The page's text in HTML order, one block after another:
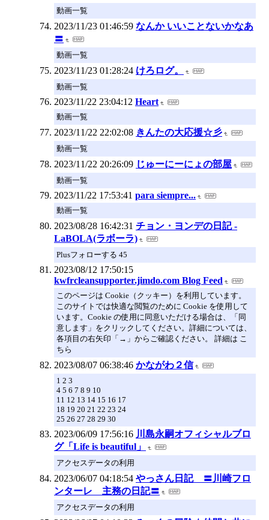
動画一覧
2023/11/23 01:46:59 なんか いいことないかなあ
〓
動画一覧
2023/11/23 01:28:24 けろログ。
動画一覧
2023/11/22 23:04:12 Heart
動画一覧
2023/11/22 22:02:08 きんたの大応援☆彡
動画一覧
2023/11/22 20:26:09 じゅーにーにょの部屋
動画一覧
2023/11/22 17:53:41 para siempre...
動画一覧
2023/08/28 16:42:31 チョン・ヨンデの日記 -
LaBOLA(ラボーラ)
Plusフォローする 45
2023/08/12 17:50:15
kwfrcleansupporter.jimdo.com Blog Feed
このページは Cookie（クッキー）を利用しています。
このサイトでは快適な閲覧のために Cookie を使用して
います。Cookie の使用に同意いただける場合は、「同
意します」をクリックしてください。詳細については、
各項目の右矢印「→」からご確認ください。 詳細は こ
ちら
2023/08/07 06:38:46 かながわ２信
1 2 3
4 5 6 7 8 9 10
11 12 13 14 15 16 17
18 19 20 21 22 23 24
25 26 27 28 29 30
2023/06/09 17:56:16 川島永嗣オフィシャルブロ
グ「Life is beautiful」
アクセスデータの利用
2023/06/07 04:18:54 やっさん日記 〓川崎フロ
ンターレ 主務の日記〓
アクセスデータの利用